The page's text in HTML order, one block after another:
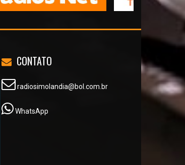
CONTATO
radiosimolandia@bol.com.br
WhatsApp